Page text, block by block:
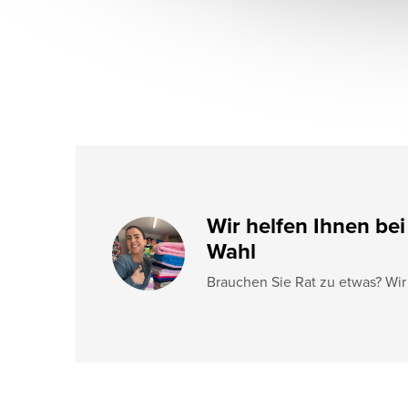
Wir helfen Ihnen
Wahl
Brauchen Sie Rat zu etwas?